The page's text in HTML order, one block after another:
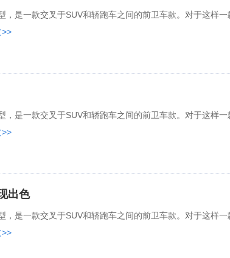
，是一款交叉于SUV和轿跑车之间的前卫车款。对于这样一
>>
，是一款交叉于SUV和轿跑车之间的前卫车款。对于这样一
>>
出色
，是一款交叉于SUV和轿跑车之间的前卫车款。对于这样一
>>